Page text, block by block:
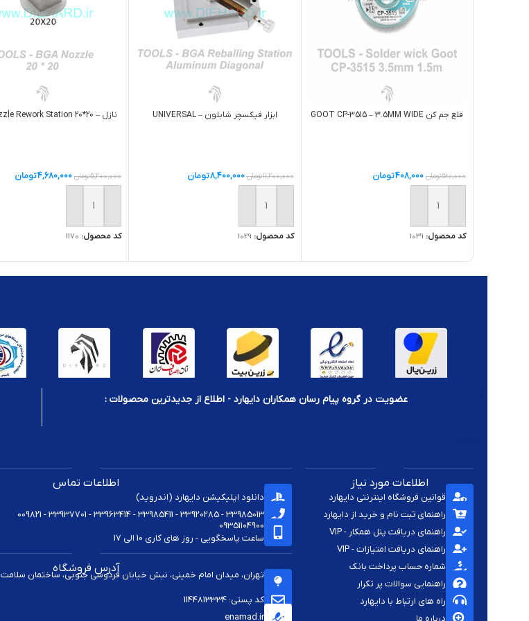
قلع جم کن GOOT CP-3515 – 3.5MM WIDE
510,000تومان 408,000تومان
افزودن به سبد خرید
کد محصول: 1031
ابزار فيکسچر شابلون – UNIVERSAL
11,200,000تومان 8,400,000تومان
افزودن به سبد خرید
کد محصول: 1029
نازل – BGA Nozzle Rework Station 20*20
5,200,000تومان 4,680,000تومان
افزودن به سبد خرید
کد محصول: 1170
عضویت در گروه پیام رسان همکاران دایهارد - اطلاع از جدیدترین محصولات :
اطلاعات مورد نیاز
قوانین فروشگاه اینترنتی دایهارد
راهنمای ثبت نام و خرید از دایهارد
راهنمای دریافت پنل همکار - VIP
راهنمای دریافت امتیازات - VIP
شماره حساب پرداخت بانک
راهنمایی سوالات پر تکرار
راه های ارتباط با دایهارد
درباره ما
اطلاعات تماس
دانلود اپلیکیشن دایهارد (اندروید)
33985013 - 33920285 - 33985411 - 33963414 - 33937701 - 009821
09351104900
ساعت پاسخگویی - روز های کاری 10 الی 17
آدرس فروشگاه
تهران، میدان امام خمینی، نبش خیابان فردوسی جنوبی، ساختمان سلامت
کد پستی: 1144813334
enamad.ir